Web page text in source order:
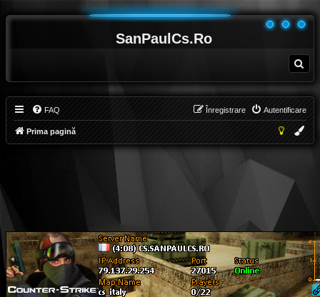
SanPaulCs.Ro
ă
e
FAQ Autentificare
Înregistrare
Prima pagină